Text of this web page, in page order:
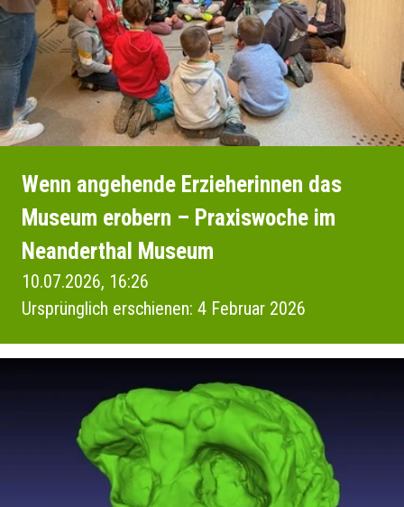
Wenn angehende Erzieherinnen das
Museum erobern – Praxiswoche im
Neanderthal Museum
10.07.2026, 16:26
Ursprünglich erschienen: 4 Februar 2026